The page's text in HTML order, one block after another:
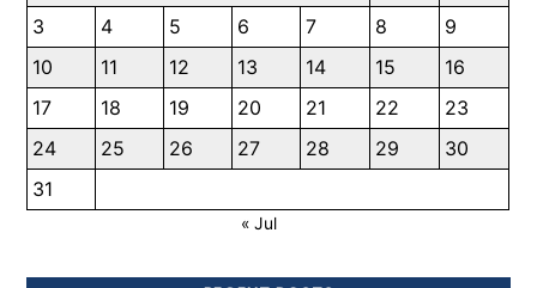
3
4 5 6 7 8
9
10
11 12 13 14 15
16
17
18 19 20 21 22
23
24
25 26 27 28 29
30
31
« Jul